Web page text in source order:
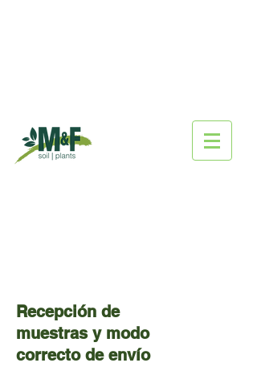
Recepción de
muestras y modo
correcto de envío